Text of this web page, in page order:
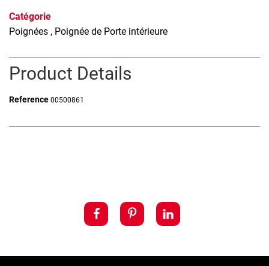
Catégorie
Poignées , Poignée de Porte intérieure
Product Details
Reference 00500861